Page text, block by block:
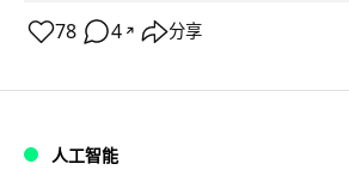
78 4 ↗ 分享
人工智能